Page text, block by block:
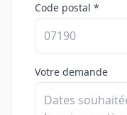
Code postal *
Votre demande